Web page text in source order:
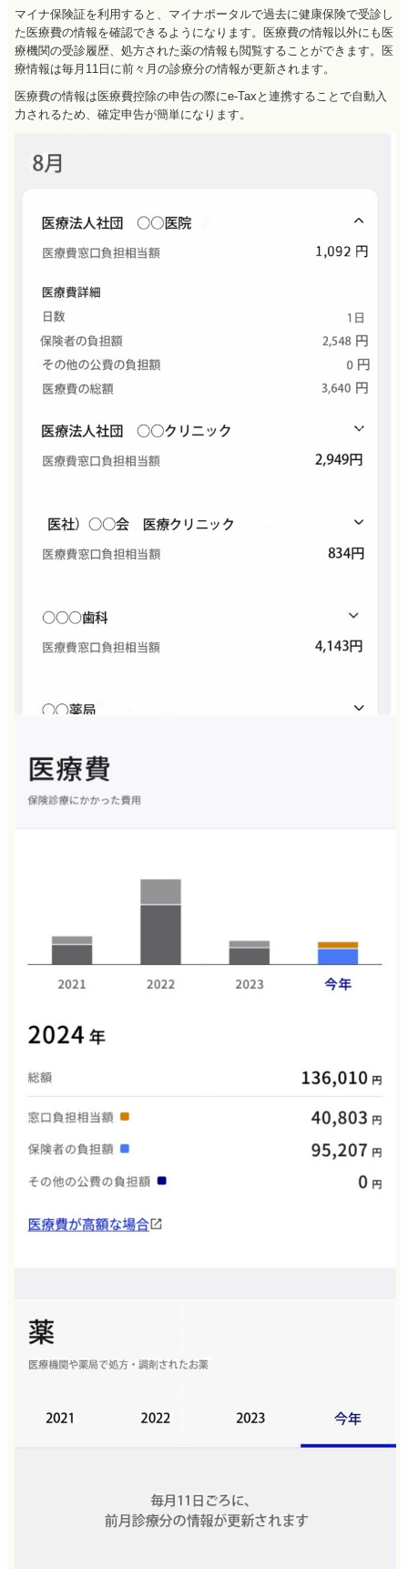
マイナ保険証を利用すると、マイナポータルで過去に健康保険で受診し
た医療費の情報を確認できるようになります。医療費の情報以外にも医
療機関の受診履歴、処方された薬の情報も閲覧することができます。医
療情報は毎月11日に前々月の診療分の情報が更新されます。
医療費の情報は医療費控除の申告の際にe-Taxと連携することで自動入
力されるため、確定申告が簡単になります。